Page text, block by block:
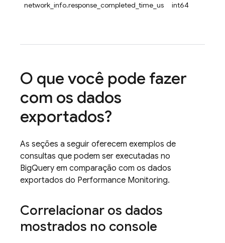
network_info.response_completed_time_us int64
O que você pode fazer
com os dados
exportados?
As seções a seguir oferecem exemplos de
consultas que podem ser executadas no
BigQuery em comparação com os dados
exportados do Performance Monitoring.
Correlacionar os dados
mostrados no console